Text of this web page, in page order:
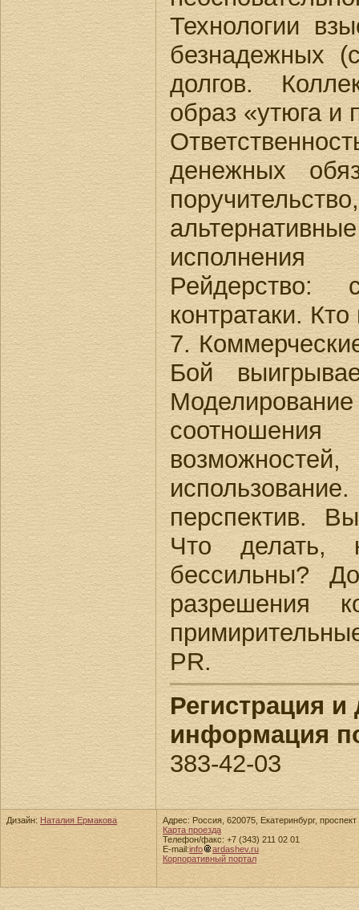
Технологии
безнадежных
долгов.
образ «утюга и
денежных
контратаки.
7.
Бой
перспектив.
Что делать,
бессильны?
разрешения
PR.
Регистрация
информация
383-42-03
Дизайн: Наталия Ермакова
Адрес: Россия, 620075, Екатеринбург,
Карта проезда
Телефон/факс: +7 (343) 211 02 01
E-mail:info
ardashev.ru
Корпоративный портал